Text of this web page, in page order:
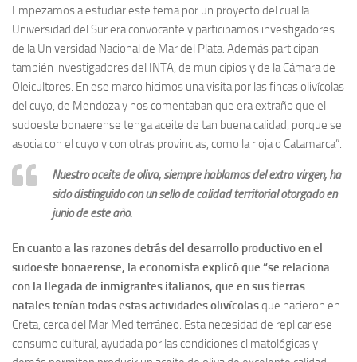
Empezamos a estudiar este tema por un proyecto del cual la
Universidad del Sur era convocante y participamos investigadores
de la Universidad Nacional de Mar del Plata. Además participan
también investigadores del INTA, de municipios y de la Cámara de
Oleicultores. En ese marco hicimos una visita por las fincas olivícolas
del cuyo, de Mendoza y nos comentaban que era extraño que el
sudoeste bonaerense tenga aceite de tan buena calidad, porque se
asocia con el cuyo y con otras provincias, como la rioja o Catamarca”.
Nuestro aceite de oliva, siempre hablamos del extra virgen, ha
sido distinguido con un sello de calidad territorial otorgado en
junio de este año.
En cuanto a las razones detrás del desarrollo productivo en el
sudoeste bonaerense, la economista explicó que “se relaciona
con la llegada de inmigrantes italianos, que en sus tierras
natales tenían todas estas actividades olivícolasque nacieron en
Creta, cerca del Mar Mediterráneo. Esta necesidad de replicar ese
consumo cultural, ayudada por las condiciones climatológicas y